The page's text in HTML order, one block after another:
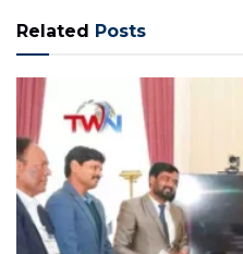
Related Posts